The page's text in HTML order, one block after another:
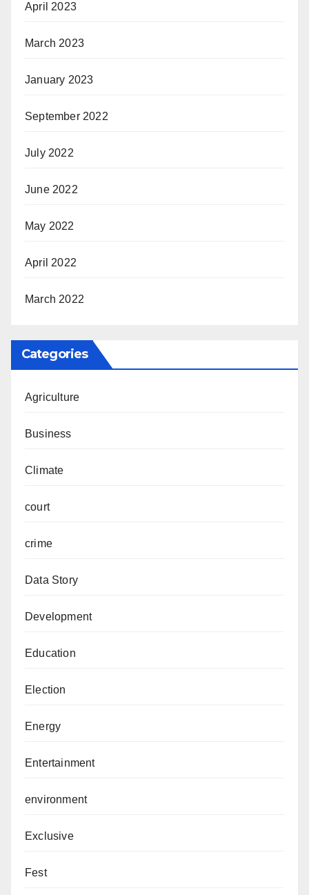
April 2023
March 2023
January 2023
September 2022
July 2022
June 2022
May 2022
April 2022
March 2022
Categories
Agriculture
Business
Climate
court
crime
Data Story
Development
Education
Election
Energy
Entertainment
environment
Exclusive
Fest